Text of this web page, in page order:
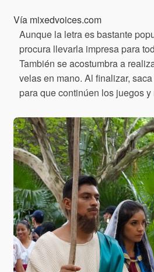
Vía mixedvoices.com
Aunque la letra es bastante
procura llevarla impresa para
También se acostumbra a
velas en mano. Al finalizar,
para que continúen los juegos y